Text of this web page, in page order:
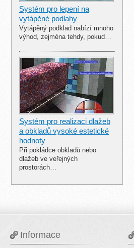
Systém pro lepení na
vytápěné podlahy
Vytápěný podklad nabízí mnoho
výhod, zejména tehdy, pokud…
Systém pro realizaci dlažeb
a obkladů vysoké estetické
hodnoty
Při pokládce obkladů nebo
dlažeb ve veřejných
prostorách…
Informace